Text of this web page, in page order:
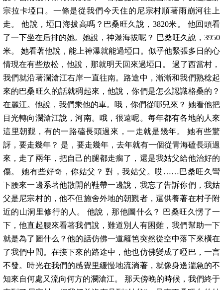
宗拉卡埡口。一條是從我們今天住的尼宗村順著雨崩河往上
走。 他說，埡口海拔高嗎？巴桑旺久說，3820米。 他回頭看
了一下坐在后排的她。她說，神瀑海拔呢？ 巴桑旺久說，3950
米。 她看著他說，能上神瀑就能過埡口。似乎他緊張多日的心
情現在有些放松，他說，那就明天回來過埡口。 過了西當村，
我們就沿著瀾滄江右岸一直往南。路途中，漸漸和我們熟稔起
來的巴桑旺久的話就稠起來，他說，你們是怎么認識格桑的？
在麗江。他說，我們乘他的車。哦，你們從哪兒來？ 她看他把
目光轉向瀾滄江說，河南。哦，很遠呢。每年都有各地的人來
這里朝覲，有的一路磕長頭過來，一走就是幾年。 她有些驚
訝，要走幾年？ 是，要走幾年，去年就有一個從青海磕長頭過
來，走了兩年，把自己的腿都走瘸了，還是我姑父給他治好的
傷。 她有些好奇，你姑父？ 對，我姑父。哎……巴桑旺久彎
下腰來一邊系著他散開的鞋帶一邊說，我忘了告訴你們，我姑
父是尼宗村的，他不但施舍外地的朝覲者，還供養著在村子附
近的山洞里修行的人。 他說，那他圖什么？ 巴桑旺久愣了一
下，他直起腰來看著我們說，難道別人有困難，我們幫助一下
就是為了圖什么？他的話仿佛一道籬笆突然從空中落下來橫在
了我們中間。在接下來的路途中，他也仿佛變成了啞巴，一言
不發。時光在我們的感覺里緩慢地流淌著，就像身邊湍急的不
知來自何處又流向何方的瀾滄江。 那天傍晚的時候，我們終于